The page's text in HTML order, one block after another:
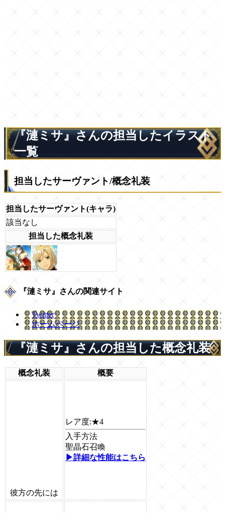
『漣ミサ』さんの担当したイラスト
一覧
担当したサーヴァント/概念礼装
担当したサーヴァント(キャラ)
該当なし
担当した概念礼装
『漣ミサ』さんの関連サイト
Twitter
ホームページ
『漣ミサ』さんの担当した概念礼装
概念礼装 概要
彼方の先には
レア度:★4
入手方法
聖晶石召喚
▶詳細な性能はこちら